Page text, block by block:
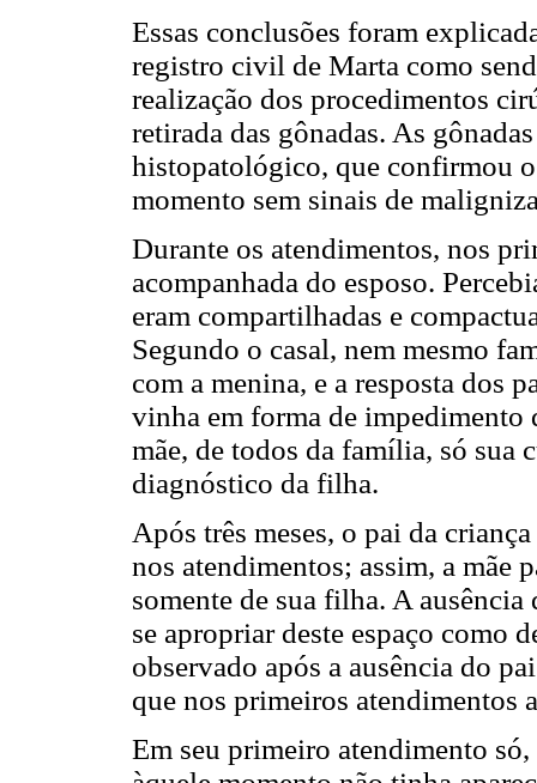
Essas conclusões foram
registro civil de Marta como
realização dos procedimentos
retirada das gônadas. As
histopatológico, que confirmou
momento sem sinais de
Durante os atendimentos, nos
acompanhada do esposo.
eram compartilhadas e
Segundo o casal, nem mesmo
com a menina, e a resposta dos
vinha em forma de impedimento
mãe, de todos da família, só sua
diagnóstico da filha.
Após três meses, o pai da
nos atendimentos; assim, a mãe
somente de sua filha. A
se apropriar deste espaço como
observado após a ausência do
que nos primeiros atendimentos
Em seu primeiro atendimento